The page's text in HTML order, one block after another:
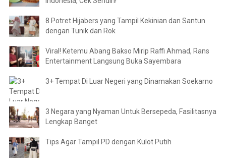
8 Potret Hijabers yang Tampil Kekinian dan Santun
dengan Tunik dan Rok
Viral! Ketemu Abang Bakso Mirip Raffi Ahmad, Rans
Entertainment Langsung Buka Sayembara
3+ Tempat Di Luar Negeri yang Dinamakan Soekarno
3 Negara yang Nyaman Untuk Bersepeda, Fasilitasnya
Lengkap Banget
Tips Agar Tampil PD dengan Kulot Putih